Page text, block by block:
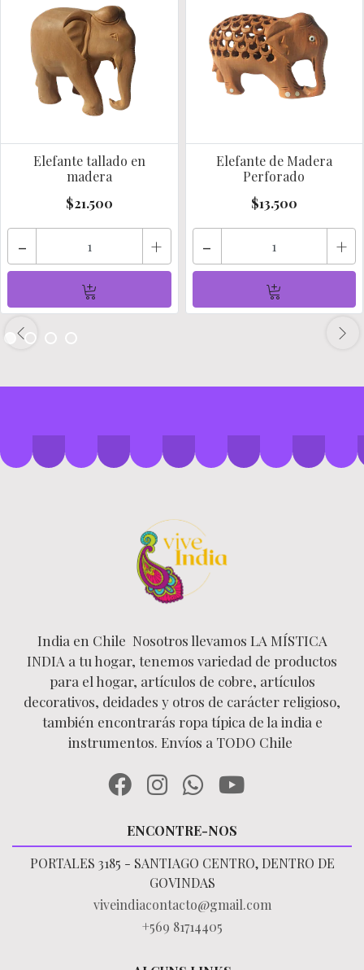
Elefante tallado en
madera
$21.500
- +
Elefante de Madera
Perforado
$13.500
- +
India en Chile Nosotros llevamos LA MÍSTICA
INDIA a tu hogar, tenemos variedad de productos
para el hogar, artículos de cobre, artículos
decorativos, deidades y otros de carácter religioso,
también encontrarás ropa típica de la india e
instrumentos. Envíos a TODO Chile
ENCONTRE-NOS
PORTALES 3185 - SANTIAGO CENTRO, DENTRO DE
GOVINDAS
viveindiacontacto@gmail.com
+569 81714405